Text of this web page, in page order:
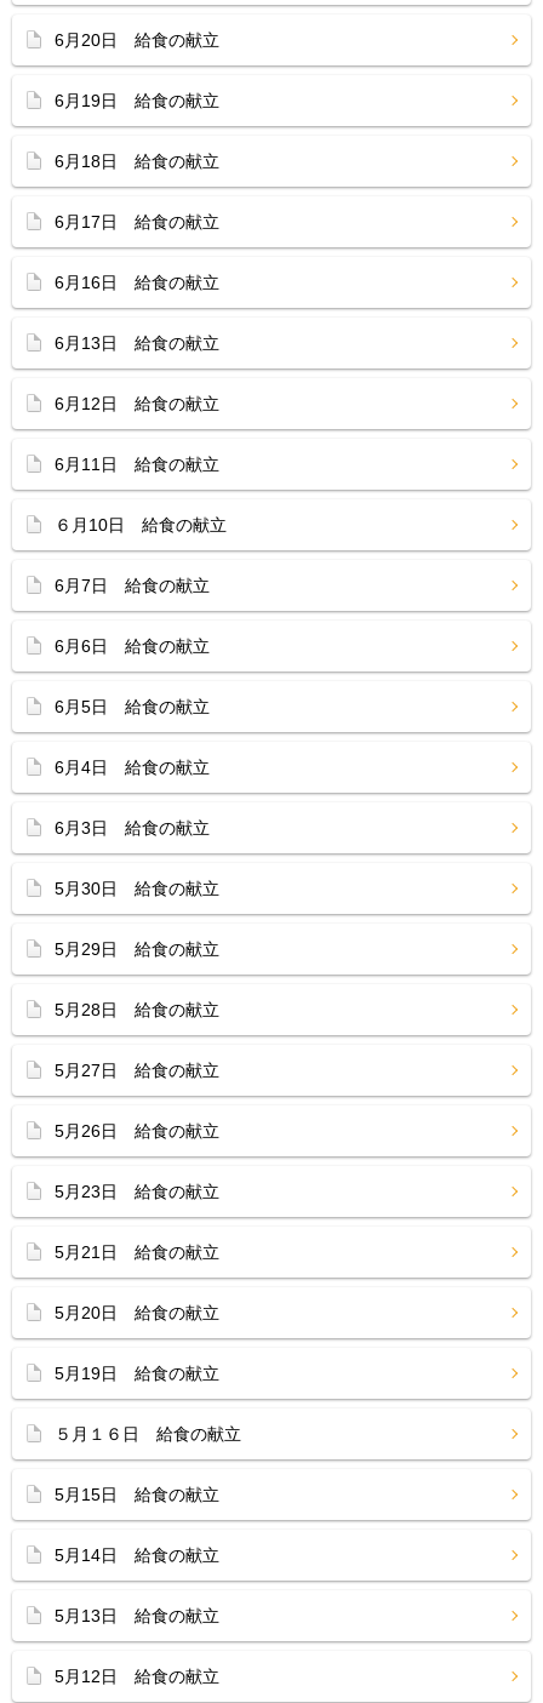
6月20日 給食の献立
6月19日 給食の献立
6月18日 給食の献立
6月17日 給食の献立
6月16日 給食の献立
6月13日 給食の献立
6月12日 給食の献立
6月11日 給食の献立
６月10日 給食の献立
6月7日 給食の献立
6月6日 給食の献立
6月5日 給食の献立
6月4日 給食の献立
6月3日 給食の献立
5月30日 給食の献立
5月29日 給食の献立
5月28日 給食の献立
5月27日 給食の献立
5月26日 給食の献立
5月23日 給食の献立
5月21日 給食の献立
5月20日 給食の献立
5月19日 給食の献立
５月１６日 給食の献立
5月15日 給食の献立
5月14日 給食の献立
5月13日 給食の献立
5月12日 給食の献立